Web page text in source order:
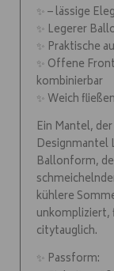
✨ – lässige
✨ Legerer
✨ Praktische
✨ Offene
kombinierbar
✨ Weich
Ein Mantel,
Designmantel
Ballonform,
kühlere
unkompliziert,
citytauglich.
✨ Passform: